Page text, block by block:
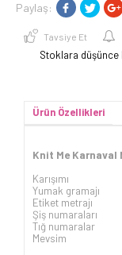
Paylaş:
Tavsiye Et
Stoklara düşünce
Ürün Özellikleri
Knit Me Karnaval
Karışımı
Yumak gramajı
Etiket metrajı
Şiş numaraları
Tığ numaralar
Mevsim